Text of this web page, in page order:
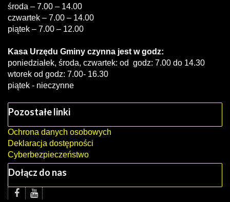
środa – 7.00 – 14.00
czwartek – 7.00 – 14.00
piątek – 7.00 – 12.00
Kasa Urzędu Gminy czynna jest w godz:
poniedziałek, środa, czwartek: od godz: 7.00 do 14.30
wtorek od godz: 7.00- 16.30
piątek - nieczynne
Pozostałe linki
Ochrona danych osobowych
Deklaracja dostępności
Cyberbezpieczeństwo
Dołącz do nas